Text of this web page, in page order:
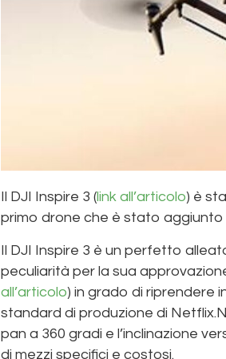
Il DJI Inspire 3 (link all’articolo) è
primo drone che è stato
Il DJI Inspire 3 è un perfetto
peculiarità per la sua
all’articolo) in grado di riprendere
standard di produzione di
pan a 360 gradi e l’inclinazione
di mezzi specifici e costosi.